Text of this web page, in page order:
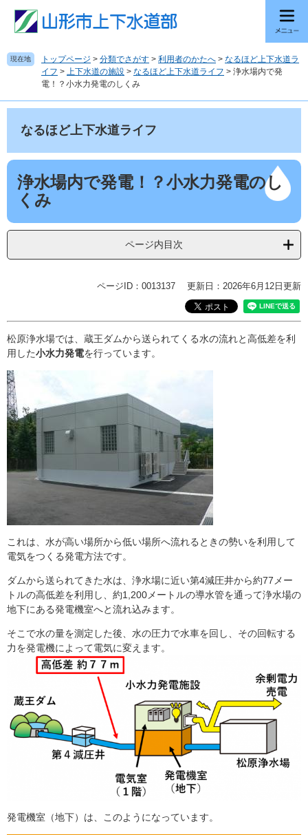
の
先
す
ー
を
し
文
へ
現在地 トップページ > 分類でさがす > 利用者のかたへ > なるほど上下水道ラ
イフ > 上下水道の施設 > なるほど上下水道ライフ > 浄水場内で発
電！？小水力発電のしくみ
なるほど上下水道ライフ
本
浄水場内で発電！？小水力発電のし
くみ
ページ内目次
ページID：0013137 更新日：2026年6月12日更新
松原浄水場では、蔵王ダムから送られてくる水の流れと高低差を利
用した小水力発電を行っています。
これは、水が高い場所から低い場所へ流れるときの勢いを利用して
電気をつくる発電方法です。
ダムから送られてきた水は、浄水場に近い第4減圧井から約77メー
トルの高低差を利用し、約1,200メートルの導水管を通って浄水場の
地下にある発電機室へと流れ込みます。
そこで水の量を測定した後、水の圧力で水車を回し、その回転する
力を発電機によって電気に変えます。
発電機室（地下）は、このようになっています。